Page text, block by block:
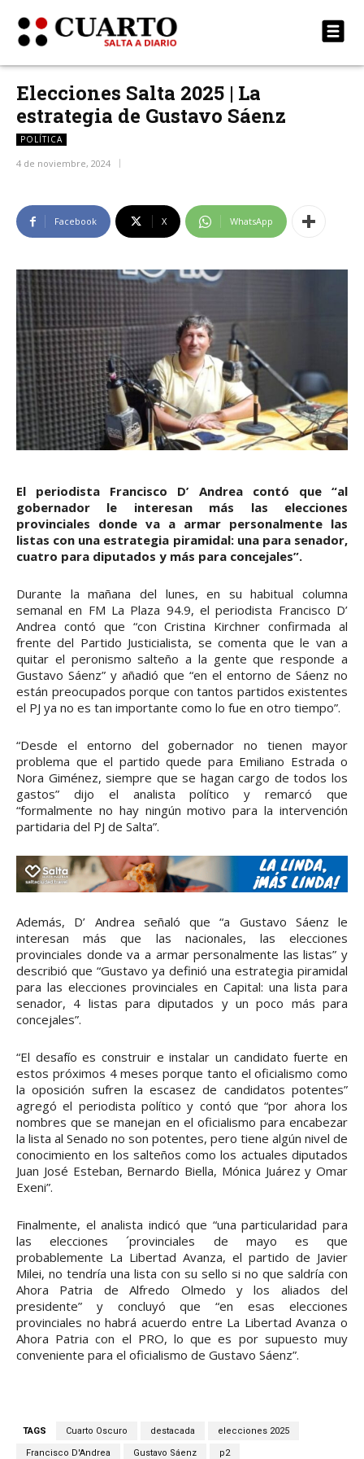
Elecciones Salta 2025 | La
estrategia de Gustavo Sáenz
POLÍTICA
4 de noviembre, 2024
Facebook X WhatsApp
El periodista Francisco D’ Andrea contó que “al
gobernador le interesan más las elecciones
provinciales donde va a armar personalmente las
listas con una estrategia piramidal: una para senador,
cuatro para diputados y más para concejales”.
Durante la mañana del lunes, en su habitual columna
semanal en FM La Plaza 94.9, el periodista Francisco D’
Andrea contó que “con Cristina Kirchner confirmada al
frente del Partido Justicialista, se comenta que le van a
quitar el peronismo salteño a la gente que responde a
Gustavo Sáenz” y añadió que “en el entorno de Sáenz no
están preocupados porque con tantos partidos existentes
el PJ ya no es tan importante como lo fue en otro tiempo”.
“Desde el entorno del gobernador no tienen mayor
problema que el partido quede para Emiliano Estrada o
Nora Giménez, siempre que se hagan cargo de todos los
gastos” dijo el analista político y remarcó que
“formalmente no hay ningún motivo para la intervención
partidaria del PJ de Salta”.
Además, D’ Andrea señaló que “a Gustavo Sáenz le
interesan más que las nacionales, las elecciones
provinciales donde va a armar personalmente las listas” y
describió que “Gustavo ya definió una estrategia piramidal
para las elecciones provinciales en Capital: una lista para
senador, 4 listas para diputados y un poco más para
concejales”.
“El desafío es construir e instalar un candidato fuerte en
estos próximos 4 meses porque tanto el oficialismo como
la oposición sufren la escasez de candidatos potentes”
agregó el periodista político y contó que “por ahora los
nombres que se manejan en el oficialismo para encabezar
la lista al Senado no son potentes, pero tiene algún nivel de
conocimiento en los salteños como los actuales diputados
Juan José Esteban, Bernardo Biella, Mónica Juárez y Omar
Exeni”.
Finalmente, el analista indicó que “una particularidad para
las elecciones ´provinciales de mayo es que
probablemente La Libertad Avanza, el partido de Javier
Milei, no tendría una lista con su sello si no que saldría con
Ahora Patria de Alfredo Olmedo y los aliados del
presidente” y concluyó que “en esas elecciones
provinciales no habrá acuerdo entre La Libertad Avanza o
Ahora Patria con el PRO, lo que es por supuesto muy
conveniente para el oficialismo de Gustavo Sáenz”.
TAGS Cuarto Oscuro destacada elecciones 2025
Francisco D'Andrea Gustavo Sáenz p2